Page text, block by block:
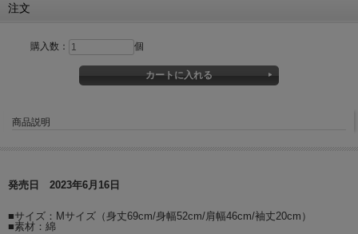
注文
購入数： 個
商品説明
発売日 2023年6月16日
■サイズ：Mサイズ（身丈69cm/身幅52cm/肩幅46cm/袖丈20cm）
■素材：綿